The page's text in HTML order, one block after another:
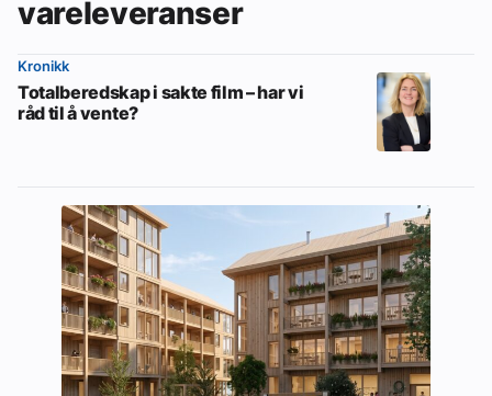
vareleveranser
Kronikk
Totalberedskap i sakte film – har vi
råd til å vente?